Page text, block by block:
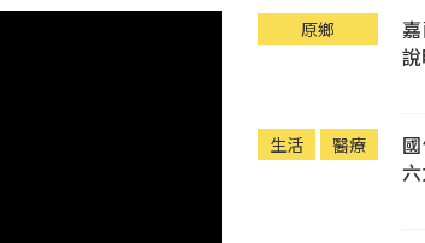
原鄉
生活 醫療